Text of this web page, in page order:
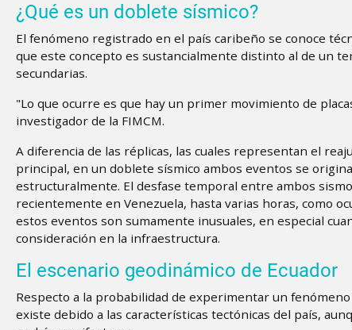
¿Qué es un doblete sísmico?
El fenómeno registrado en el país caribeño se conoce
que este concepto es sustancialmente distinto al de un
secundarias.
"Lo que ocurre es que hay un primer movimiento de
investigador de la FIMCM.
A diferencia de las réplicas, las cuales representan el
principal, en un doblete sísmico ambos eventos se
estructuralmente. El desfase temporal entre ambos
recientemente en Venezuela, hasta varias horas, como
estos eventos son sumamente inusuales, en especial
consideración en la infraestructura.
El escenario geodinámico de Ecuador
Respecto a la probabilidad de experimentar un
existe debido a las características tectónicas del país,